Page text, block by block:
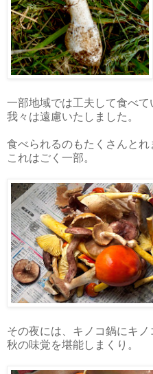
一部地域では工夫して食べ
我々は遠慮いたしました。
食べられるのもたくさんとれ
これはごく一部。
その夜には、キノコ鍋にキ
秋の味覚を堪能しまくり。